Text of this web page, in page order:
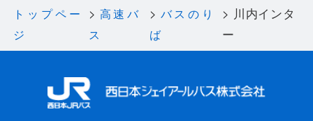
トップペー
ジ
高速バ
ス
バスのり
ば
川内インタ
ー